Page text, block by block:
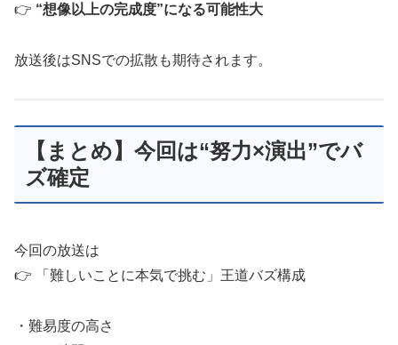
👉 “想像以上の完成度”になる可能性大
放送後はSNSでの拡散も期待されます。
【まとめ】今回は“努力×演出”でバ
ズ確定
今回の放送は
👉 「難しいことに本気で挑む」王道バズ構成
・難易度の高さ